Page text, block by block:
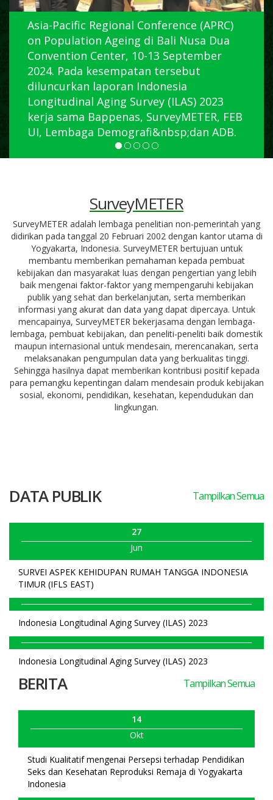
Asia-Pacific Regional Conference (APRC)
on Population Ageing di Bali Nusa Dua
Convention Center, 10-13 September
2024. Pada kesempatan tersebut
diluncurkan laporan Indonesia
Longitudinal Aging Survey (ILAS) 2023
kerja sama Bappenas, SurveyMETER, FEB
UI, Lembaga Demografi&nbsp;dan ADB.
SurveyMETER
SurveyMETER adalah lembaga penelitian non-pemerintah yang
didirikan pada tanggal 20 Februari 2002 dengan kantor utama di
Yogyakarta, Indonesia. SurveyMETER bertujuan untuk
membantu memberikan pemahaman kepada pembuat
kebijakan dan masyarakat luas dengan pengertian yang lebih
baik mengenai faktor-faktor yang mempengaruhi kebijakan
publik yang sehat dan berkelanjutan, serta memberikan
informasi yang akurat dan data yang dapat dipercaya. Untuk
mencapainya, SurveyMETER bekerjasama dengan lembaga-
lembaga, pembuat kebijakan, dan peneliti-peneliti baik domestik
maupun internasional untuk mendesain, merencanakan, serta
melaksanakan pengumpulan data yang berkualitas tinggi.
Sehingga hasilnya dapat memberikan kontribusi positif kepada
para pemangku kepentingan dalam mendesain produk kebijakan
sosial, ekonomi, pendidikan, kesehatan, kependudukan dan
lingkungan.
DATA PUBLIK Tampilkan Semua
27
Jun
SURVEI ASPEK KEHIDUPAN RUMAH TANGGA INDONESIA
TIMUR (IFLS EAST)
Indonesia Longitudinal Aging Survey (ILAS) 2023
Indonesia Longitudinal Aging Survey (ILAS) 2023
BERITA Tampilkan Semua
14
Okt
Studi Kualitatif mengenai Persepsi terhadap Pendidikan
Seks dan Kesehatan Reproduksi Remaja di Yogyakarta
Indonesia